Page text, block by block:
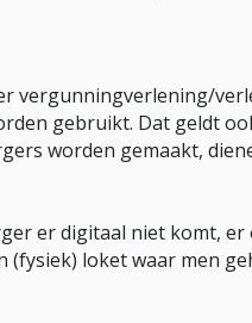
vergunningverlening/
gebruikt. Dat geldt
worden gemaakt,
er digitaal niet komt,
(fysiek) loket waar men